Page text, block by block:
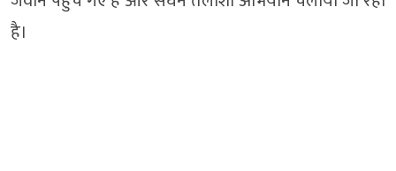
है।